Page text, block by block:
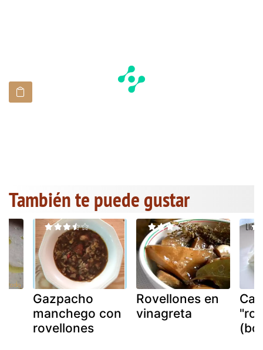
También te puede gustar
Gazpacho
manchego con
rovellones
Rovellones en
vinagreta